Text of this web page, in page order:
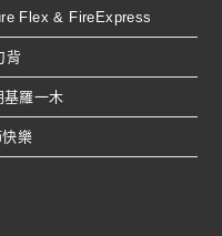
Flex & FireExpress
背
羅一木
樂